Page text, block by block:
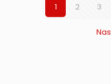
1 2 3